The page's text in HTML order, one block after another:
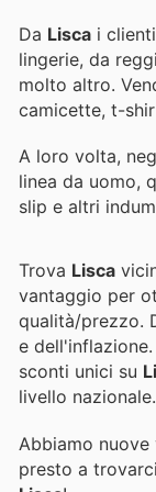
Da Lisca i
lingerie, da
molto altro. Vendono anche abbigliamento come
camicette, t-
A loro volta,
linea da uomo,
slip e altri
Trova Lisca
vantaggio per
qualità/prezzo.
e dell'inflazione.
sconti unici su
livello nazionale.
Abbiamo
presto a